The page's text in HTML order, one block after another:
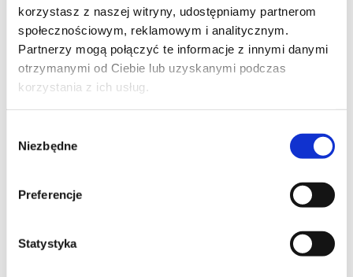
korzystasz z naszej witryny, udostępniamy partnerom
społecznościowym, reklamowym i analitycznym.
Partnerzy mogą połączyć te informacje z innymi danymi
otrzymanymi od Ciebie lub uzyskanymi podczas
korzystania z ich usług.
zgody
Niezbędne
Preferencje
Statystyka
Kontakt
kontakt@czerwonaszpilka.pl